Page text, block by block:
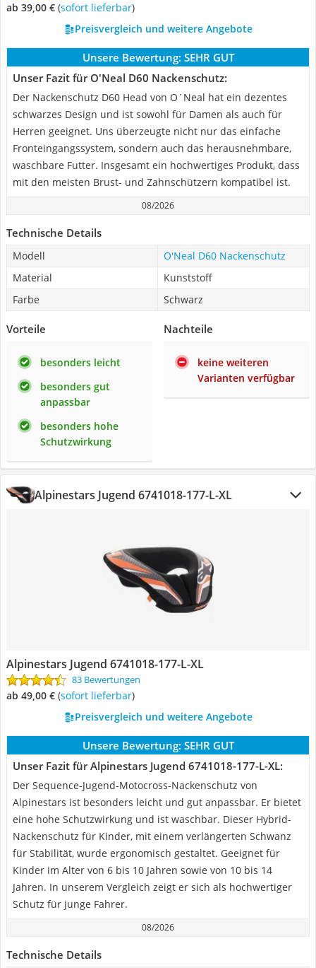
ab 39,00 € ( Sofort lieferbar)
Preisvergleich und weitere Angebote
Unsere Bewertung: SEHR GUT
Unser Fazit für O'Neal D60 Nackenschutz:
Der Nackenschutz D60 Head von O´Neal hat ein dezentes
schwarzes Design und ist sowohl für Damen als auch für
Herren geeignet. Uns überzeugte nicht nur das einfache
Fronteingangssystem, sondern auch das herausnehmbare,
waschbare Futter. Insgesamt ein hochwertiges Produkt, dass
mit den meisten Brust- und Zahnschützern kompatibel ist.
08/2026
Technische Details
Modell
O'Neal D60 Nackenschutz
Material
Kunststoff
Farbe
Schwarz
Vorteile
besonders leicht
besonders gut
anpassbar
besonders hohe
Schutzwirkung
Nachteile
keine weiteren
Varianten verfügbar
Alpinestars ‎Jugend 6741018-177-L-XL
Alpinestars ‎Jugend 6741018-177-L-XL
83 Bewertungen
ab 49,00 € ( Sofort lieferbar)
Preisvergleich und weitere Angebote
Unsere Bewertung: SEHR GUT
Unser Fazit für Alpinestars ‎Jugend 6741018-177-L-XL:
Der Sequence-Jugend-Motocross-Nackenschutz von
Alpinestars ist besonders leicht und gut anpassbar. Er bietet
eine hohe Schutzwirkung und ist waschbar. Dieser Hybrid-
Nackenschutz für Kinder, mit einem verlängerten Schwanz
für Stabilität, wurde ergonomisch gestaltet. Geeignet für
Kinder im Alter von 6 bis 10 Jahren sowie von 10 bis 14
Jahren. In unserem Vergleich zeigt er sich als hochwertiger
Schutz für junge Fahrer.
08/2026
Technische Details